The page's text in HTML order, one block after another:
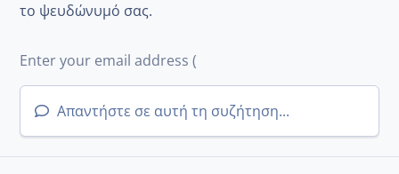
το ψευδώνυμό σας.
Απαντήστε σε αυτή τη συζήτηση...